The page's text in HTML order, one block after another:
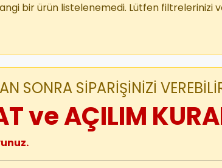
bir ürün listelenemedi. Lütfen filtrelerinizi
SONRA SİPARİŞİNİZİ
ve AÇILIM